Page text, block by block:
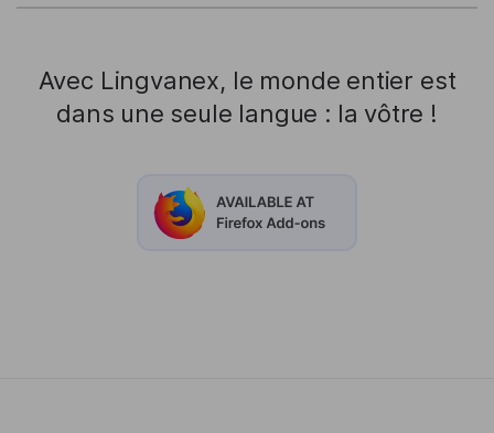
Avec Lingvanex, le monde entier est
dans une seule langue : la vôtre !